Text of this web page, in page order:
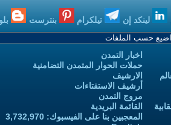
لينكد إن تيلكرام بنترست
اخبار التمدن
حملات الحوار المتمدن التضامنية
الارشيف
أرشيف الاستفتاءات
مروج التمدن
القائمة البريدية
المعجبين بنا على الفيسبوك: 3,732,970